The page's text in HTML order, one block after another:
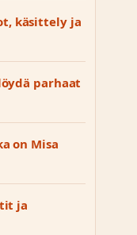
käsittely ja
parhaat
on Misa
ja